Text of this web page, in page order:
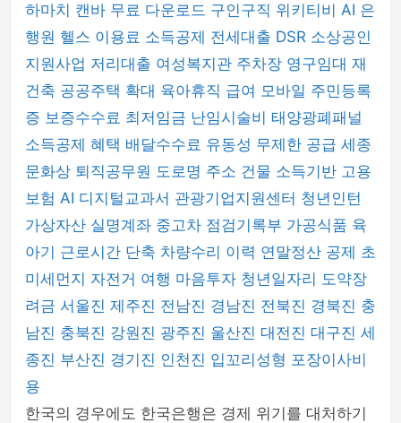
하마치 캔바 무료 다운로드 구인구직 위키티비 AI 은
행원 헬스 이용료 소득공제 전세대출 DSR 소상공인
지원사업 저리대출 여성복지관 주차장 영구임대 재
건축 공공주택 확대 육아휴직 급여 모바일 주민등록
증 보증수수료 최저임금 난임시술비 태양광폐패널
소득공제 혜택 배달수수료 유동성 무제한 공급 세종
문화상 퇴직공무원 도로명 주소 건물 소득기반 고용
보험 AI 디지털교과서 관광기업지원센터 청년인턴
가상자산 실명계좌 중고차 점검기록부 가공식품 육
아기 근로시간 단축 차량수리 이력 연말정산 공제 초
미세먼지 자전거 여행 마음투자 청년일자리 도약장
려금 서울진 제주진 전남진 경남진 전북진 경북진 충
남진 충북진 강원진 광주진 울산진 대전진 대구진 세
종진 부산진 경기진 인천진 입꼬리성형 포장이사비
용
한국의 경우에도 한국은행은 경제 위기를 대처하기